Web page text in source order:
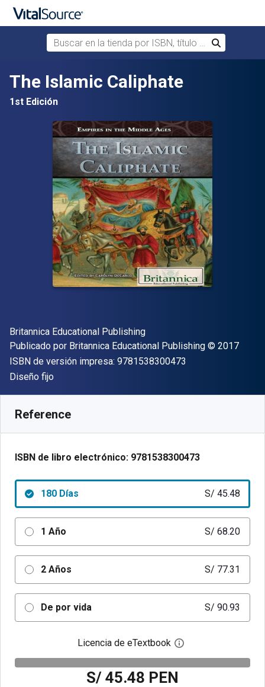
Saltar al contenido principal
Buscar en la tienda por ISBN, título o autor
Buscar
The Islamic Caliphate
1st Edición
Autor(es)
Britannica Educational Publishing
Editor
Publicado por Britannica Educational Publishing Copyright
© 2017
ISBN de versión impresa: 9781538300473
Formato
Diseño fijo
Reference
ISBN de libro electrónico: 9781538300473
180 Días S/ 45.48
1 Año S/ 68.20
2 Años S/ 77.31
De por vida S/ 90.93
Licencia de eTextbook Abre el cuadro de
S/ 45.48 PEN